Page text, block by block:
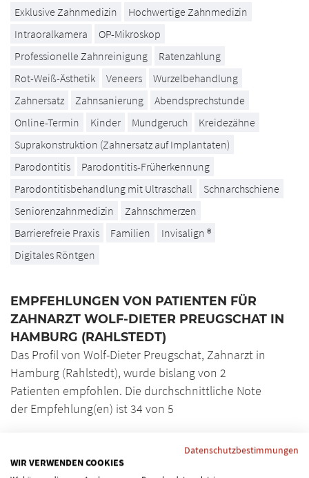
Exklusive Zahnmedizin
Hochwertige Zahnmedizin
Intraoralkamera
OP-Mikroskop
Professionelle Zahnreinigung
Ratenzahlung
Rot-Weiß-Ästhetik
Veneers
Wurzelbehandlung
Zahnersatz
Zahnsanierung
Abendsprechstunde
Online-Termin
Kinder Mundgeruch
Kreidezähne
Suprakonstruktion (Zahnersatz auf Implantaten)
Parodontitis
Parodontitis-Früherkennung
Parodontitisbehandlung mit Ultraschall
Schnarchschiene
Seniorenzahnmedizin
Zahnschmerzen
Barrierefreie Praxis
Familien
Invisalign ®
Digitales Röntgen
EMPFEHLUNGEN VON PATIENTEN FÜR
ZAHNARZT WOLF-DIETER PREUGSCHAT IN
HAMBURG (RAHLSTEDT)
Das Profil von Wolf-Dieter Preugschat, Zahnarzt in
Hamburg (Rahlstedt), wurde bislang von 2
Patienten empfohlen. Die durchschnittliche Note
der Empfehlung(en) ist 34 von 5
Datenschutzbestimmungen
WIR VERWENDEN COOKIES